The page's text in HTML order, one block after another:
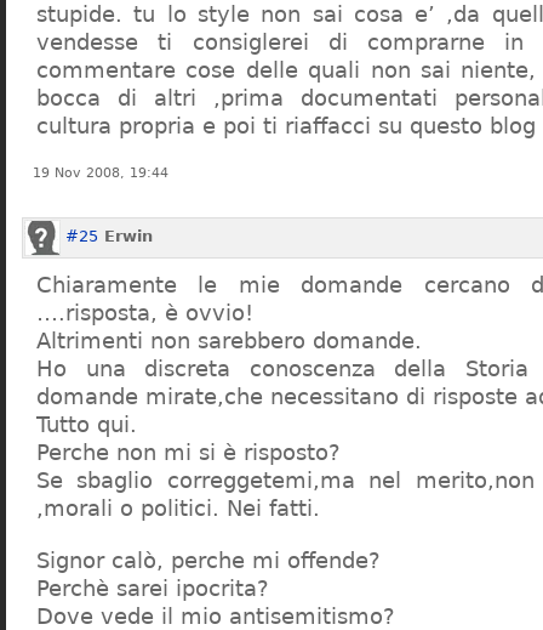
stupide. tu lo style non sai cosa e’ ,da
vendesse ti consiglerei di comprarne in
commentare cose delle quali non sai
bocca di altri ,prima documentati
cultura propria e poi ti riaffacci su questo blog
19 Nov 2008, 19:44
#25 Erwin
Chiaramente le mie domande cercano
….risposta, è ovvio!
Altrimenti non sarebbero domande.
Ho una discreta conoscenza della
domande mirate,che necessitano di risposte
Tutto qui.
Perche non mi si è risposto?
Se sbaglio correggetemi,ma nel
,morali o politici. Nei fatti.
Signor calò, perche mi offende?
Perchè sarei ipocrita?
Dove vede il mio antisemitismo?